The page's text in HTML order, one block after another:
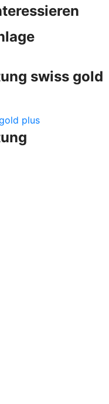
swiss gold
plus